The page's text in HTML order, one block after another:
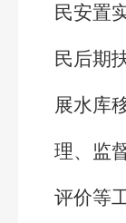
民安置
民后期
展水库
理、监
评价等